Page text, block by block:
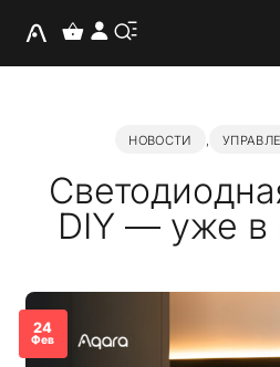
НОВОСТИ ,
DIY — уже в
24
Фев